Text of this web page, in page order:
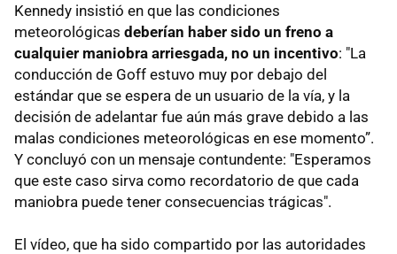
Kennedy insistió en que las condiciones
meteorológicas deberían haber sido un freno a
cualquier maniobra arriesgada, no un incentivo: "La
conducción de Goff estuvo muy por debajo del
estándar que se espera de un usuario de la vía, y la
decisión de adelantar fue aún más grave debido a las
malas condiciones meteorológicas en ese momento”.
Y concluyó con un mensaje contundente: "Esperamos
que este caso sirva como recordatorio de que cada
maniobra puede tener consecuencias trágicas".
El vídeo, que ha sido compartido por las autoridades